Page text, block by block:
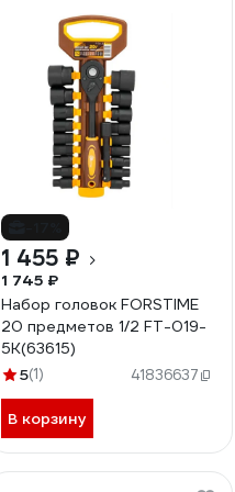
1 455 ₽
1 745 ₽
Набор головок FORSTIME
20 предметов 1/2 FT-019-
5K(63615)
5(1) 41836637
В корзину